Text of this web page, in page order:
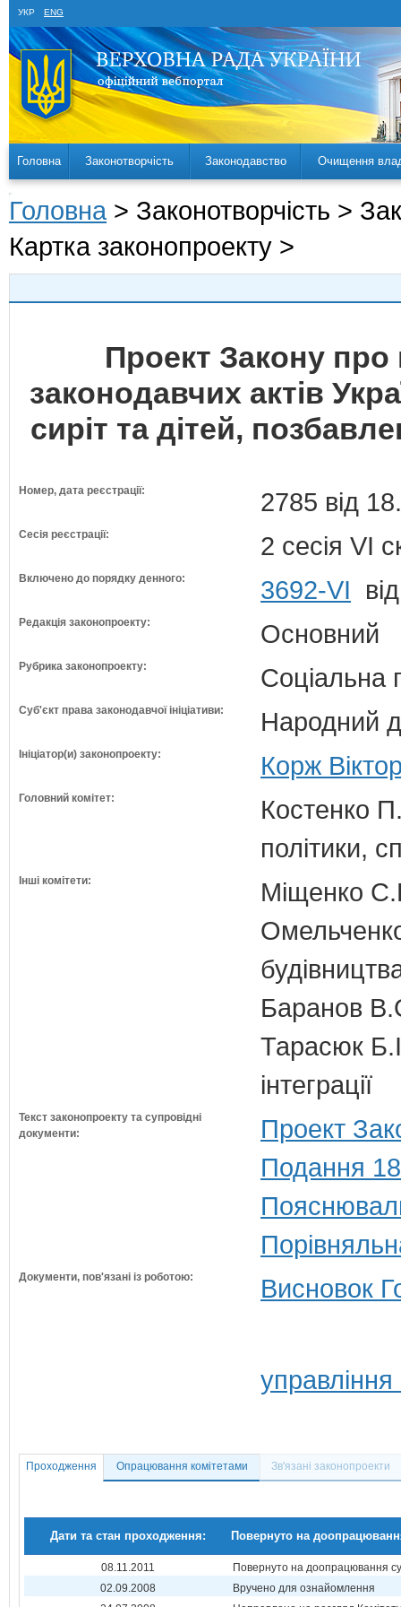
УКР ENG
Головна Законотворчість Законодавство Очищення
Головна > Законотворчість >
Картка законопроекту >
Проект Закону про
законодавчих актів
сиріт та дітей,
Номер, дата реєстрації: 2785 від
Сесія реєстрації: 2 сесія VI
Включено до порядку денного: 3692-VI
Редакція законопроекту: Основний
Рубрика законопроекту: Соціальна
Суб'єкт права законодавчої ініціативи: Народний
Ініціатор(и) законопроекту: Корж
Головний комітет:
Костенко
політики,
Інші комітети:
Міщенко
Баранов
Тарасюк
інтеграції
Текст законопроекту та супровідні
документи:
Проект
Подання
Документи, пов'язані із роботою: Висновок
Проходження Опрацювання комітетами Зв'язані законопроекти
Дати та стан проходження: Повернуто на
08.11.2011
Повернуто на доопрацювання
02.09.2008
Вручено для ознайомлення